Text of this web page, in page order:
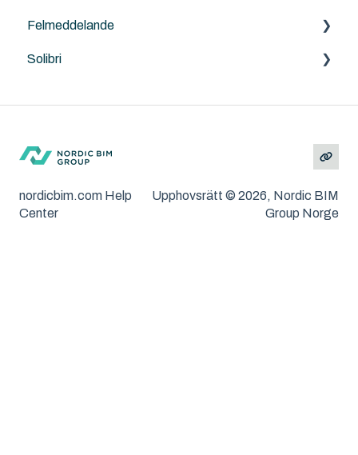
Graphisoft
Felmeddelande
Archicad
Solibri
Felsökning
nordicbim.com Help
Center
Upphovsrätt © 2026, Nordic BIM
Group Norge